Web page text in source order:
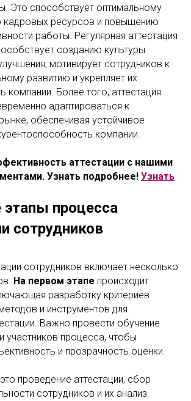
Это способствует оптимальному
кадровых ресурсов и повышению
работы. Регулярная аттестация
созданию культуры
мотивирует сотрудников к
развитию и укрепляет их
компании. Более того, аттестация
адаптироваться к
обеспечивая устойчивое
компании.
аттестации с нашими
Узнать подробнее! Узнать
процесса
сотрудников
сотрудников включает несколько
На первом этапе происходит
разработку критериев
и инструментов для
Важно провести обучение
участников процесса, чтобы
и прозрачность оценки.
проведение аттестации, сбор
сотрудников и их анализ.